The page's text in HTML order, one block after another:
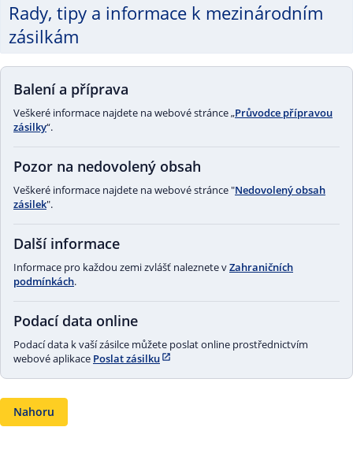
Rady, tipy a informace k mezinárodním
zásilkám
Balení a příprava
Veškeré informace najdete na webové stránce „Průvodce přípravou
zásilky“.
Pozor na nedovolený obsah
Veškeré informace najdete na webové stránce "Nedovolený obsah
zásilek".
Další informace
Informace pro každou zemi zvlášť naleznete vZahraničních
podmínkách.
Podací data online
Podací data k vaší zásilce můžete poslat online prostřednictvím
webové aplikace Poslat zásilku
Nahoru